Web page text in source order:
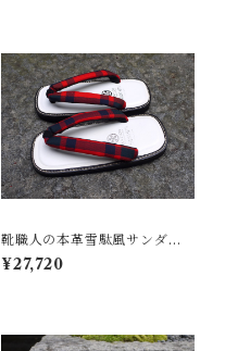
靴職人の本革雪駄風サンダル
「那古野雪駄」（鼻緒：BI#0
10-A)
¥27,720